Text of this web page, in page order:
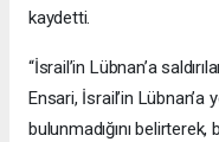
kaydetti.
“İsrail’in Lübnan’a
Ensari, İsrail’in Lübnan’a
bulunmadığını belirterek,